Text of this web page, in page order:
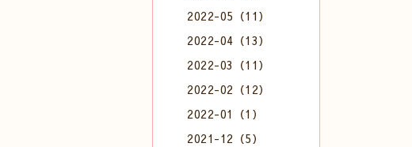
2022-05（11）
2022-04（13）
2022-03（11）
2022-02（12）
2022-01（1）
2021-12（5）